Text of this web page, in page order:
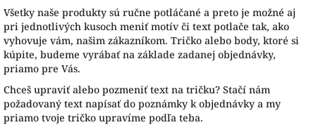
Všetky naše produkty sú ručne potláčané a preto je možné aj
pri jednotlivých kusoch meniť motív či text potlače tak, ako
vyhovuje vám, našim zákazníkom. Tričko alebo body, ktoré si
kúpite, budeme vyrábať na základe zadanej objednávky,
priamo pre Vás.
Chceš upraviť alebo pozmeniť text na tričku? Stačí nám
požadovaný text napísať do poznámky k objednávky a my
priamo tvoje tričko upravíme podľa teba.